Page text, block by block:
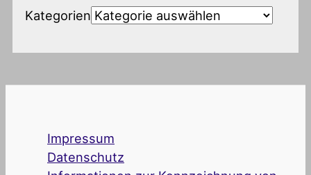
Kategorien
Impressum
Datenschutz